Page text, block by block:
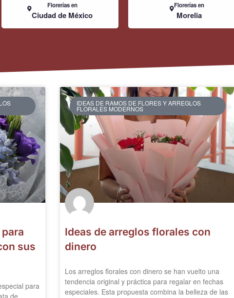
Florerías en
Ciudad de México
Florerías en
Morelia
sus
para
IDEAS DE RAMOS DE FLORES Y ARREGLOS
FLORALES MODERNOS
Ideas de arreglos florales con
dinero
Los arreglos florales con dinero se han vuelto una
tendencia original y práctica para regalar en fechas
especiales. Esta propuesta combina la belleza de las